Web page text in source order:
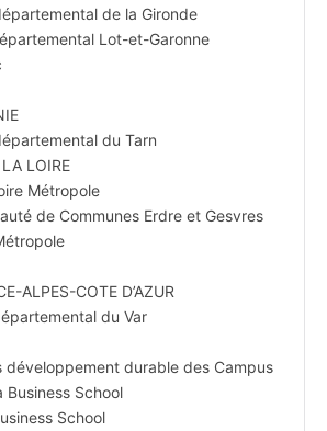
de la Gironde
Lot-et-Garonne
du Tarn
LA LOIRE
Métropole
de Communes Erdre et Gesvres
ALPES-COTE D’AZUR
du Var
développement durable des Campus
Business School
School